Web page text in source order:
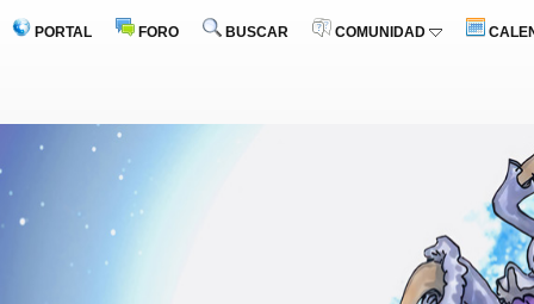
PORTAL FORO BUSCAR COMUNIDAD